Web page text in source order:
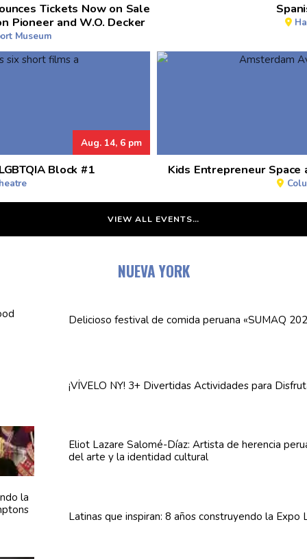
Tickets Now on Sale
Pioneer and W.O. Decker
Museum
Aug. 14, 6 pm
Block #1 Kids Entrepreneur
VIEW ALL EVENTS…
NUEVA YORK
Delicioso festival de comida peruana «SUMAQ
¡VÍVELO NY! 3+ Divertidas Actividadespara
Eliot Lazare Salomé-Díaz: Artista de herencia
del arte y la identidad cultural
Latinas que inspiran: 8 años construyendo la Expo